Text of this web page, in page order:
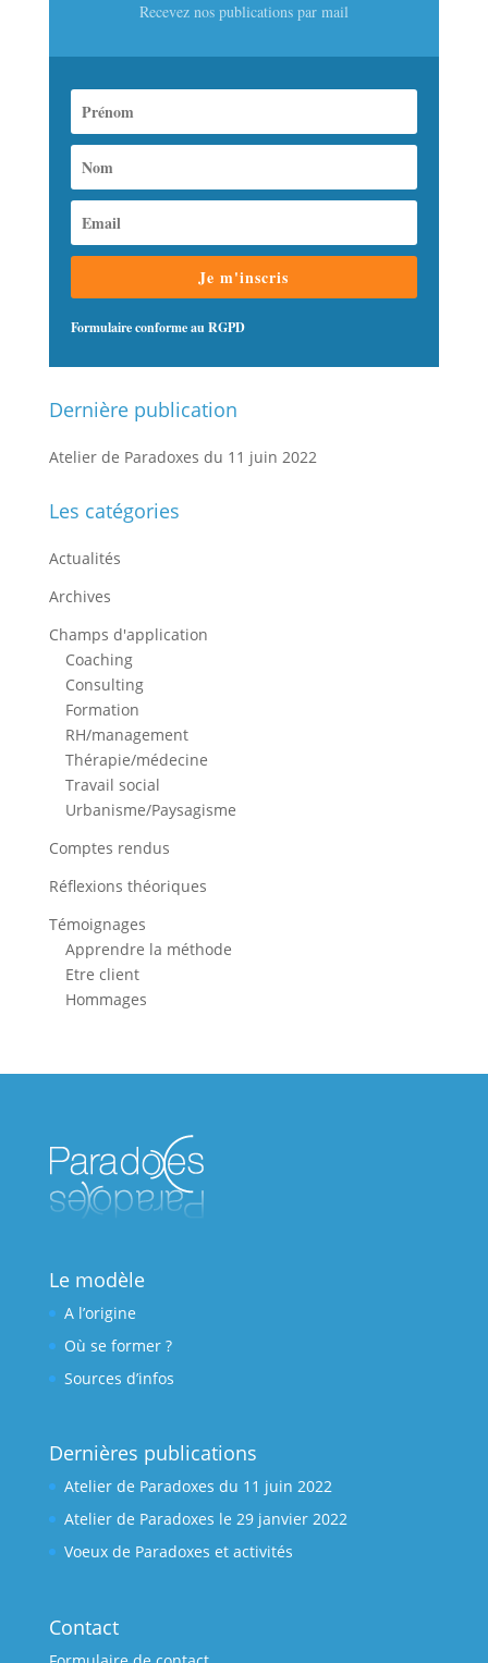
Recevez nos publications par mail
Je m'inscris
Formulaire conforme au RGPD
Dernière publication
Atelier de Paradoxes du 11 juin 2022
Les catégories
Actualités
Archives
Champs d'application
Coaching
Consulting
Formation
RH/management
Thérapie/médecine
Travail social
Urbanisme/Paysagisme
Comptes rendus
Réflexions théoriques
Témoignages
Apprendre la méthode
Etre client
Hommages
Le modèle
A l’origine
Où se former ?
Sources d’infos
Dernières publications
Atelier de Paradoxes du 11 juin 2022
Atelier de Paradoxes le 29 janvier 2022
Voeux de Paradoxes et activités
Contact